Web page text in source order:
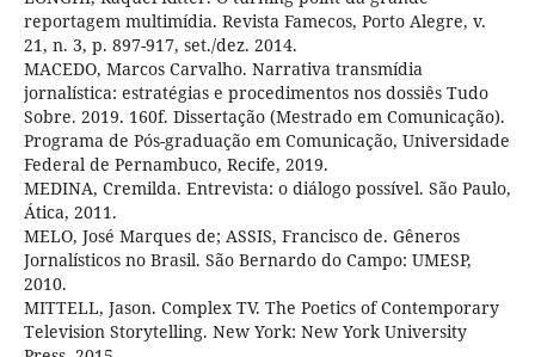
reportagem multimídia. Revista Famecos, Porto Alegre, v.
21, n. 3, p. 897-917, set./dez. 2014.
MACEDO, Marcos Carvalho. Narrativa transmídia
jornalística: estratégias e procedimentos nos dossiês Tudo
Sobre. 2019. 160f. Dissertação (Mestrado em Comunicação).
Programa de Pós-graduação em Comunicação, Universidade
Federal de Pernambuco, Recife, 2019.
MEDINA, Cremilda. Entrevista: o diálogo possível. São Paulo,
Ática, 2011.
MELO, José Marques de; ASSIS, Francisco de. Gêneros
Jornalísticos no Brasil. São Bernardo do Campo: UMESP,
2010.
MITTELL, Jason. Complex TV. The Poetics of Contemporary
Television Storytelling. New York: New York University